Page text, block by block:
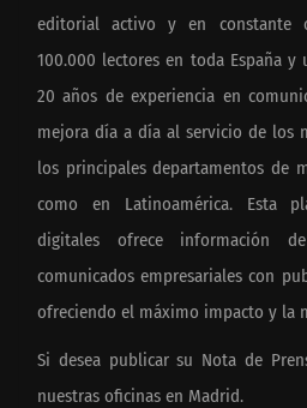
editorial activo y en constante
100.000 lectores en toda España
20 años de experiencia en
mejora día a día al servicio de los
los principales departamentos de
como en Latinoamérica. Esta
digitales ofrece información
comunicados empresariales con
ofreciendo el máximo impacto y la
Si desea publicar su Nota de
nuestras oficinas en Madrid.